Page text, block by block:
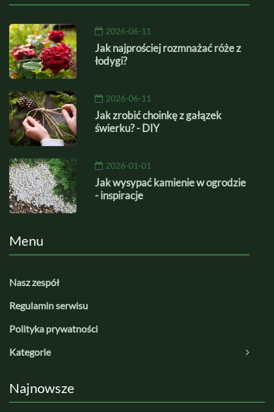
2026-06-11
Jak najprościej rozmnażać róże z
łodygi?
2026-06-11
Jak zrobić choinkę z gałązek
świerku? - DIY
2026-01-01
Jak wysypać kamienie w ogrodzie
- inspiracje
Menu
Nasz zespół
Regulamin serwisu
Polityka prywatności
Kategorie
Najnowsze